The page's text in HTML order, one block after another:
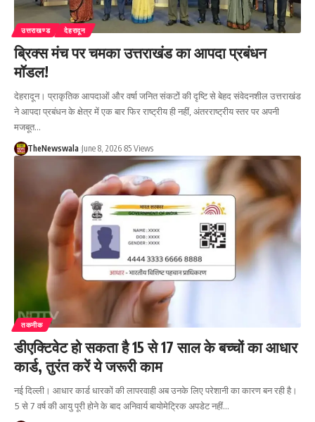
उत्तराखण्ड देहरादून
ब्रिक्स मंच पर चमका उत्तराखंड का आपदा प्रबंधन
मॉडल!
देहरादून। प्राकृतिक आपदाओं और वर्षा जनित संकटों की दृष्टि से बेहद संवेदनशील उत्तराखंड
ने आपदा प्रबंधन के क्षेत्र में एक बार फिर राष्ट्रीय ही नहीं, अंतरराष्ट्रीय स्तर पर अपनी
मजबूत…
TheNewswala June 8, 2026 85 Views
तकनीक
डीएक्टिवेट हो सकता है 15 से 17 साल के बच्चों का आधार
कार्ड, तुरंत करें ये जरूरी काम
नई दिल्ली। आधार कार्ड धारकों की लापरवाही अब उनके लिए परेशानी का कारण बन रही है।
5 से 7 वर्ष की आयु पूरी होने के बाद अनिवार्य बायोमेट्रिक अपडेट नहीं…